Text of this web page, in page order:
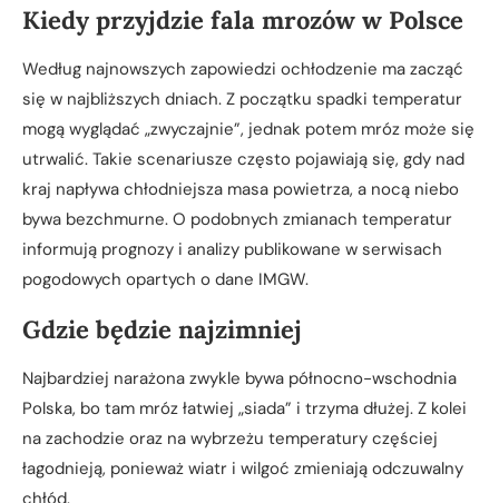
Kiedy przyjdzie fala mrozów w Polsce
Według najnowszych zapowiedzi ochłodzenie ma zacząć
się w najbliższych dniach. Z początku spadki temperatur
mogą wyglądać „zwyczajnie”, jednak potem mróz może się
utrwalić. Takie scenariusze często pojawiają się, gdy nad
kraj napływa chłodniejsza masa powietrza, a nocą niebo
bywa bezchmurne. O podobnych zmianach temperatur
informują prognozy i analizy publikowane w serwisach
pogodowych opartych o dane IMGW.
Gdzie będzie najzimniej
Najbardziej narażona zwykle bywa północno-wschodnia
Polska, bo tam mróz łatwiej „siada” i trzyma dłużej. Z kolei
na zachodzie oraz na wybrzeżu temperatury częściej
łagodnieją, ponieważ wiatr i wilgoć zmieniają odczuwalny